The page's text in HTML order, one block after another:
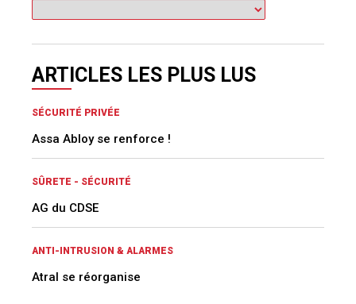
ARTICLES LES PLUS LUS
SÉCURITÉ PRIVÉE
Assa Abloy se renforce !
SÛRETE - SÉCURITÉ
AG du CDSE
ANTI-INTRUSION & ALARMES
Atral se réorganise